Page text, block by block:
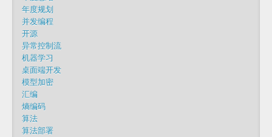
年度规划
并发编程
开源
异常控制流
机器学习
桌面端开发
模型加密
汇编
熵编码
算法
算法部署